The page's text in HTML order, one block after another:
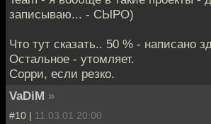
записываю... - СЫРО)
Что тут сказать.. 50 % - написано
Остальное - утомляет.
Сорри, если резко.
VaDiM »
#10 | 11.03.01 20:00